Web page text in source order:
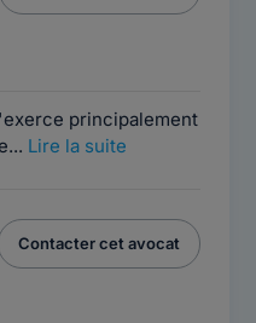
principalement
Lire la suite
Contacter cet avocat